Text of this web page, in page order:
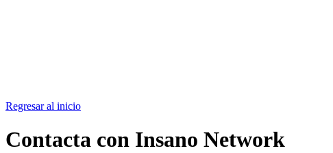
Regresar al inicio
Contacta con Insano Network